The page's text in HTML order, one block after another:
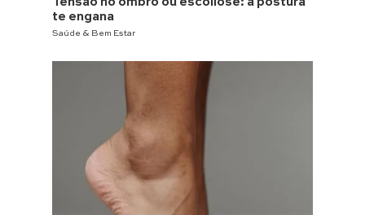
te engana
Saúde & Bem Estar